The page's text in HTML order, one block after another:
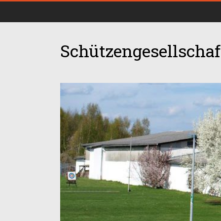
00:00
01:00
02:00